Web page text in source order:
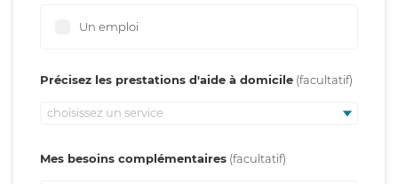
Un emploi
Précisez les prestations d'aide à domicile
choisissez un service
Mes besoins complémentaires